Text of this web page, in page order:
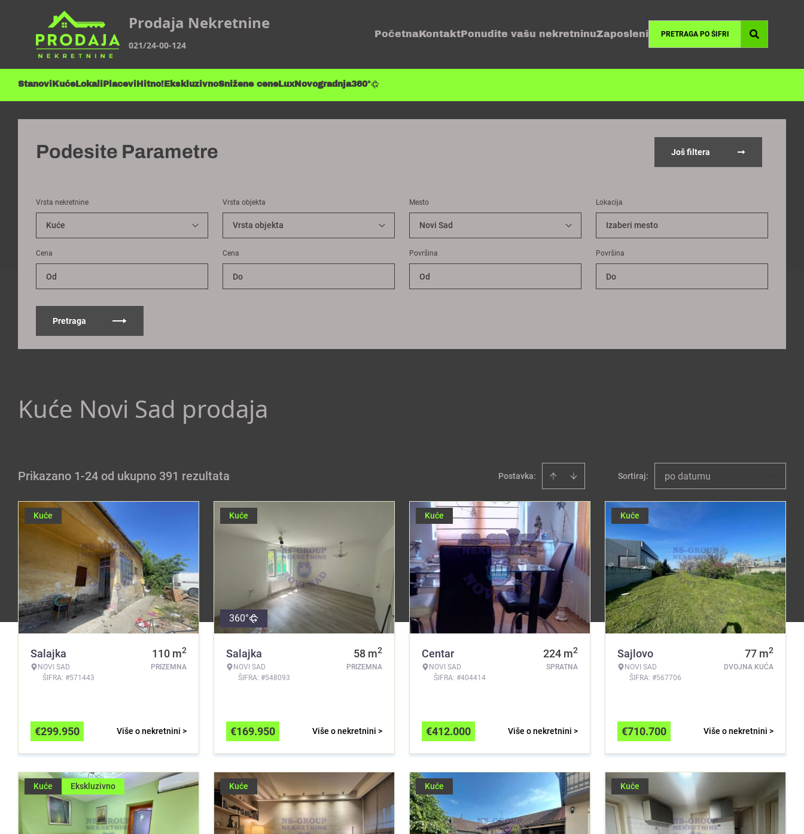
Prodaja Nekretnine
021/24-00-124
Početna Kontakt Ponudite vašu nekretninuZaposleni
Stanovi KućeLokali Placevi Hitno! EkskluzivnoSnižene ceneLuxNovogradnja360°
Podesite Parametre Još filtera
Vrsta nekretnine Vrsta objekta Mesto Lokacija
Izaberi mesto
Cena Cena Površina Površina
Pretraga
Kuće Novi Sad prodaja
Prikazano 1-24 od ukupno 391 rezultata Postavka: Sortiraj: po datumu
Kuće
Salajka
NOVI SAD
ŠIFRA: #571443
110 m2
PRIZEMNA
Više o nekretnini >
€299.950
Kuće
360°
Salajka
NOVI SAD
ŠIFRA: #548093
58 m2
PRIZEMNA
Više o nekretnini >
€169.950
Kuće
Centar
NOVI SAD
ŠIFRA: #404414
224 m2
SPRATNA
Više o nekretnini >
€412.000
Kuće
Sajlovo
NOVI SAD
ŠIFRA: #567706
77 m2
DVOJNA KUĆA
Više o nekretnini >
€710.700
Kuće Ekskluzivno Kuće Kuće Kuće